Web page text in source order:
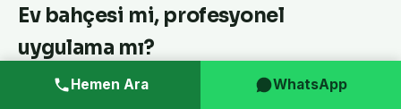
Ev bahçesi mi, profesyonel
uygulama mı?
Bu sorunun yanıtı büyük ölçüde alan büyüklüğüne,
Hemen Ara WhatsApp